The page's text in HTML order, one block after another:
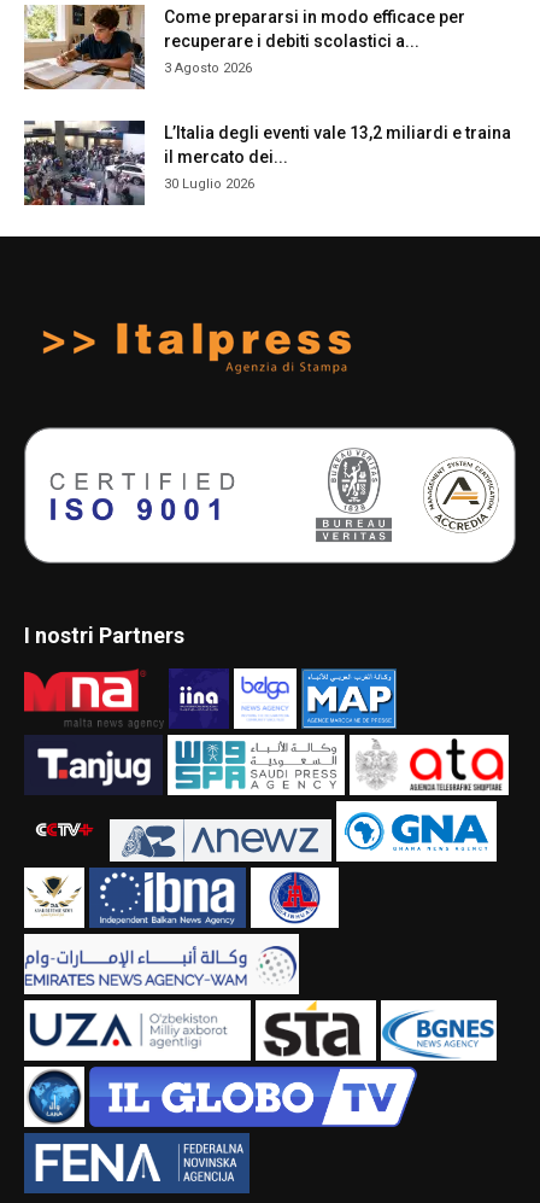
Come prepararsi in modo efficace per
recuperare i debiti scolastici a...
3 Agosto 2026
L’Italia degli eventi vale 13,2 miliardi e traina
il mercato dei...
30 Luglio 2026
I nostri Partners